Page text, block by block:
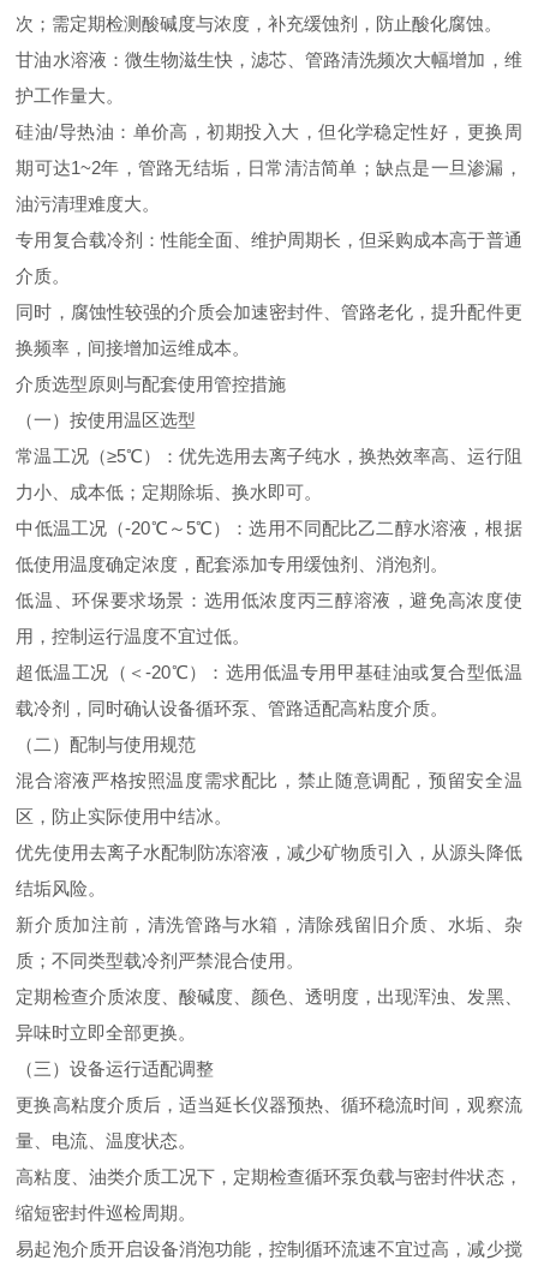
次；需定期检测酸碱度与浓度，补充缓蚀剂，防止酸化腐蚀。
甘油水溶液：微生物滋生快，滤芯、管路清洗频次大幅增加，维
护工作量大。
硅油/导热油：单价高，初期投入大，但化学稳定性好，更换周
期可达1~2年，管路无结垢，日常清洁简单；缺点是一旦渗漏，
油污清理难度大。
专用复合载冷剂：性能全面、维护周期长，但采购成本高于普通
介质。
同时，腐蚀性较强的介质会加速密封件、管路老化，提升配件更
换频率，间接增加运维成本。
介质选型原则与配套使用管控措施
（一）按使用温区选型
常温工况（≥5℃）：优先选用去离子纯水，换热效率高、运行阻
力小、成本低；定期除垢、换水即可。
中低温工况（-20℃～5℃）：选用不同配比乙二醇水溶液，根据
低使用温度确定浓度，配套添加专用缓蚀剂、消泡剂。
低温、环保要求场景：选用低浓度丙三醇溶液，避免高浓度使
用，控制运行温度不宜过低。
超低温工况（＜-20℃）：选用低温专用甲基硅油或复合型低温
载冷剂，同时确认设备循环泵、管路适配高粘度介质。
（二）配制与使用规范
混合溶液严格按照温度需求配比，禁止随意调配，预留安全温
区，防止实际使用中结冰。
优先使用去离子水配制防冻溶液，减少矿物质引入，从源头降低
结垢风险。
新介质加注前，清洗管路与水箱，清除残留旧介质、水垢、杂
质；不同类型载冷剂严禁混合使用。
定期检查介质浓度、酸碱度、颜色、透明度，出现浑浊、发黑、
异味时立即全部更换。
（三）设备运行适配调整
更换高粘度介质后，适当延长仪器预热、循环稳流时间，观察流
量、电流、温度状态。
高粘度、油类介质工况下，定期检查循环泵负载与密封件状态，
缩短密封件巡检周期。
易起泡介质开启设备消泡功能，控制循环流速不宜过高，减少搅